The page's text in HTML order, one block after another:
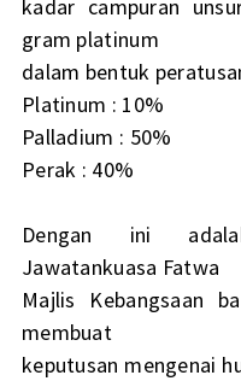
kadar campuran
gram platinum
dalam bentuk
Platinum : 10%
Palladium : 50%
Perak : 40%
Dengan ini
Jawatankuasa Fatwa
Majlis Kebangsaan
membuat
keputusan mengenai